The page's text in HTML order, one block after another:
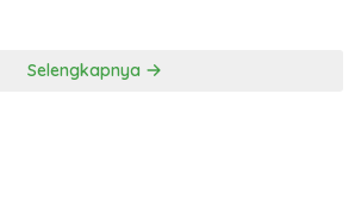
Selengkapnya